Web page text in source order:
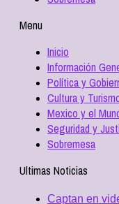
Menu
Inicio
Información
Política y
Cultura y
Mexico y el
Seguridad y
Sobremesa
Ultimas Noticias
Captan en